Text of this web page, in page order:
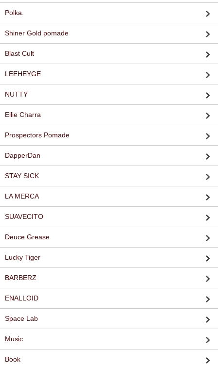
Polka.
Shiner Gold pomade
Blast Cult
LEEHEYGE
NUTTY
Ellie Charra
Prospectors Pomade
DapperDan
STAY SICK
LA MERCA
SUAVECITO
Deuce Grease
Lucky Tiger
BARBERZ
ENALLOID
Space Lab
Music
Book